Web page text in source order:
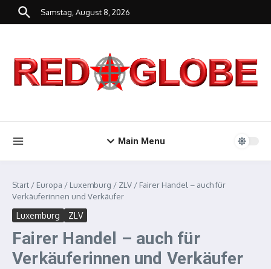
Zum Inhalt springen
Samstag, August 8, 2026
Main Menu
Start / Europa / Luxemburg / ZLV / Fairer Handel – auch für
Verkäuferinnen und Verkäufer
Luxemburg ZLV
Fairer Handel – auch für
Verkäuferinnen und Verkäufer